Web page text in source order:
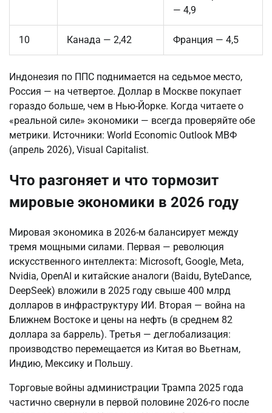
— 4,9
10 Канада — 2,42 Франция — 4,5
Индонезия по ППС поднимается на седьмое место,
Россия — на четвертое. Доллар в Москве покупает
гораздо больше, чем в Нью-Йорке. Когда читаете о
«реальной силе» экономики — всегда проверяйте обе
метрики. Источники: World Economic Outlook МВФ
(апрель 2026), Visual Capitalist.
Что разгоняет и что тормозит
мировые экономики в 2026 году
Мировая экономика в 2026-м балансирует между
тремя мощными силами. Первая — революция
искусственного интеллекта: Microsoft, Google, Meta,
Nvidia, OpenAI и китайские аналоги (Baidu, ByteDance,
DeepSeek) вложили в 2025 году свыше 400 млрд
долларов в инфраструктуру ИИ. Вторая — война на
Ближнем Востоке и цены на нефть (в среднем 82
доллара за баррель). Третья — деглобализация:
производство перемещается из Китая во Вьетнам,
Индию, Мексику и Польшу.
Торговые войны администрации Трампа 2025 года
частично свернули в первой половине 2026-го после